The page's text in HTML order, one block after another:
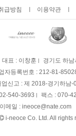
급방침 이용약관
대표 : 이창훈
경기도 하
자등록번호 : 212-81-
업신고 : 제 2018-경기하남-
540-3693 팩스 : 070-
이메일 : ineoce@nate.com
i-neoce Co. Ltd. All rights